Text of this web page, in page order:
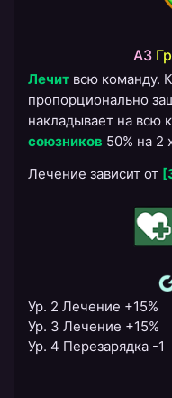
A3
Лечит всю команду.
пропорционально
накладывает на всю
союзников 50% на 2
Лечение зависит от
Ур. 2 Лечение +15%
Ур. 3 Лечение +15%
Ур. 4 Перезарядка -1